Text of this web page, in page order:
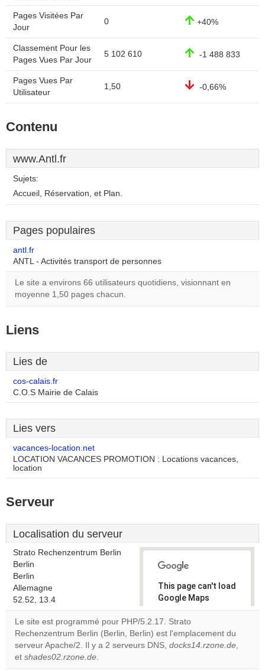
Pages Visitées Par
Jour
0 +40%
Classement Pour les
Pages Vues Par Jour
5 102 610 -1 488 833
Pages Vues Par
Utilisateur
1,50 -0,66%
Contenu
www.Antl.fr
Sujets:
Accueil, Réservation, et Plan.
Pages populaires
antl.fr
ANTL - Activités transport de personnes
Le site a environs 66 utilisateurs quotidiens, visionnant en
moyenne 1,50 pages chacun.
Liens
Lies de
cos-calais.fr
C.O.S Mairie de Calais
Lies vers
vacances-location.net
LOCATION VACANCES PROMOTION : Locations vacances,
location
Serveur
Localisation du serveur
Strato Rechenzentrum Berlin
Berlin
Berlin
Allemagne
52.52, 13.4
This page can't load
Google Maps
correctly.
Do you
own this
OK
Le site est programmé pour PHP/5.2.17. Strato
Rechenzentrum Berlin (Berlin, Berlin) est l'emplacement du
serveur Apache/2. Il y a 2 serveurs DNS, docks14.rzone.de,
et shades02.rzone.de.